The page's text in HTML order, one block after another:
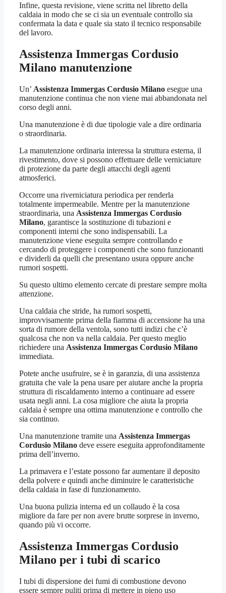
Infine, questa revisione, viene scritta nel libretto della
caldaia in modo che se ci sia un eventuale controllo sia
confermata la data e quale sia stato il tecnico responsabile
del lavoro.
Assistenza Immergas Cordusio
Milano manutenzione
Un’ Assistenza Immergas Cordusio Milano esegue una
manutenzione continua che non viene mai abbandonata nel
corso degli anni.
Una manutenzione è di due tipologie vale a dire ordinaria
o straordinaria.
La manutenzione ordinaria interessa la struttura esterna, il
rivestimento, dove si possono effettuare delle verniciature
di protezione da parte degli attacchi degli agenti
atmosferici.
Occorre una riverniciatura periodica per renderla
totalmente impermeabile. Mentre per la manutenzione
straordinaria, una Assistenza Immergas Cordusio
Milano, garantisce la sostituzione di tubazioni e
componenti interni che sono indispensabili. La
manutenzione viene eseguita sempre controllando e
cercando di proteggere i componenti che sono funzionanti
e dividerli da quelli che presentano usura oppure anche
rumori sospetti.
Su questo ultimo elemento cercate di prestare sempre molta
attenzione.
Una caldaia che stride, ha rumori sospetti,
improvvisamente prima della fiamma di accensione ha una
sorta di rumore della ventola, sono tutti indizi che c’è
qualcosa che non va nella caldaia. Per questo meglio
richiedere una Assistenza Immergas Cordusio Milano
immediata.
Potete anche usufruire, se è in garanzia, di una assistenza
gratuita che vale la pena usare per aiutare anche la propria
struttura di riscaldamento interno a continuare ad essere
usata negli anni. La cosa migliore che aiuta la propria
caldaia è sempre una ottima manutenzione e controllo che
sia continuo.
Una manutenzione tramite una Assistenza Immergas
Cordusio Milano deve essere eseguita approfonditamente
prima dell’inverno.
La primavera e l’estate possono far aumentare il deposito
della polvere e quindi anche diminuire le caratteristiche
della caldaia in fase di funzionamento.
Una buona pulizia interna ed un collaudo è la cosa
migliore da fare per non avere brutte sorprese in inverno,
quando più vi occorre.
Assistenza Immergas Cordusio
Milano per i tubi di scarico
I tubi di dispersione dei fumi di combustione devono
essere sempre puliti prima di mettere in pieno uso